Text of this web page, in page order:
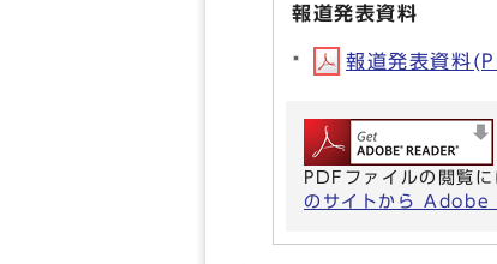
報道発表資料
報道発表資料
PDFファイルの閲覧
のサイトから Adobe